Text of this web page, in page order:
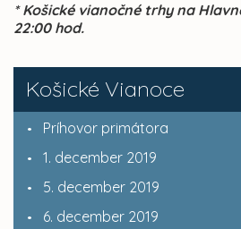
Košické Vianoce
Príhovor primátora
1. december 2019
5. december 2019
6. december 2019
* Košické vianočné trhy na
22:00 hod.